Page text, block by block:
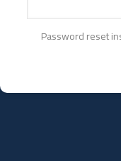
Password reset